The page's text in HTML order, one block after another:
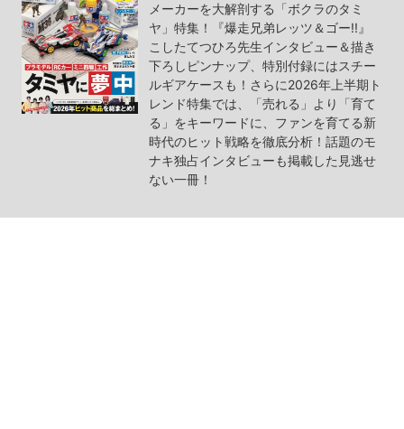
メーカーを大解剖する「ボクラのタミ
ヤ」特集！『爆走兄弟レッツ＆ゴー!!』
こしたてつひろ先生インタビュー＆描き
下ろしピンナップ、特別付録にはスチー
ルギアケースも！さらに2026年上半期ト
レンド特集では、「売れる」より「育て
る」をキーワードに、ファンを育てる新
時代のヒット戦略を徹底分析！話題のモ
ナキ独占インタビューも掲載した見逃せ
ない一冊！